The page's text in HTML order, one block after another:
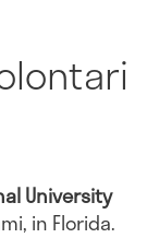
University
in Florida.